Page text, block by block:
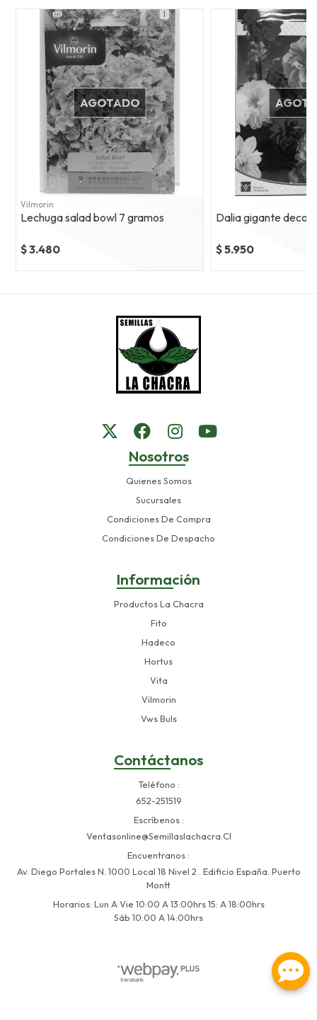
AGOTADO
Vilmorin
Lechuga salad bowl 7 gramos
$ 3.480
Dalia gigante
$ 5.950
Nosotros
Quienes Somos
Sucursales
Condiciones De Compra
Condiciones De Despacho
Información
Productos La Chacra
Fito
Hadeco
Hortus
Vita
Vilmorin
Vws Buls
Contáctanos
Teléfono
652-251519
Escríbenos
Ventasonline@semillaslachacra.cl
Encuentranos
Av. Diego Portales N. 1000 Local 18 Nivel 2 . Edificio España. Puerto
Montt
Horarios: Lun A Vie 10:00 A 13:00hrs 15: A 18:00hrs
Sáb 10:00 A 14:00hrs